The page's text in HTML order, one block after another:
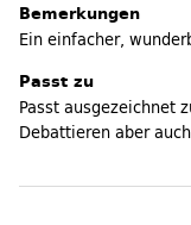
Bemerkungen
Ein einfacher,
Passt zu
Passt ausgezeichnet
Debattieren aber